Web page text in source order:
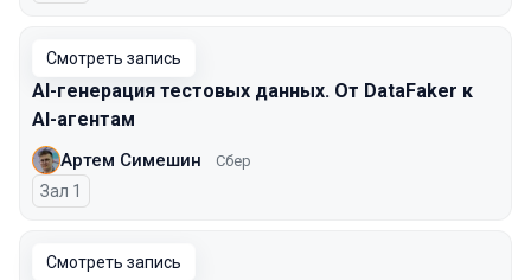
Смотреть запись
AI-генерация тестовых данных. От DataFaker к
AI-агентам
Артем Симешин Сбер
Зал 1
Смотреть запись